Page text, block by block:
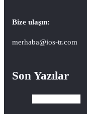
Bize ulaşın:
merhaba@ios-tr.com
Son Yazılar